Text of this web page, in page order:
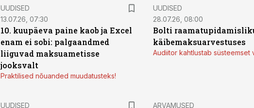
UUDISED
13.07.26, 07:30
10. kuupäeva paine kaob ja Excel
enam ei sobi: palgaandmed
liiguvad maksuametisse
jooksvalt
Praktilised nõuanded muudatusteks!
UUDISED
28.07.26, 08:00
Bolti
käibemaksuarvestuses
Audiitor kahtlustab süsteemset
UUDISED ARVAMUSED